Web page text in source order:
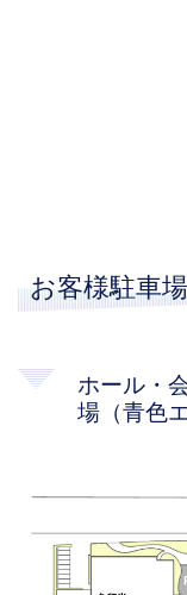
お客様駐車
ホール・
場（青色